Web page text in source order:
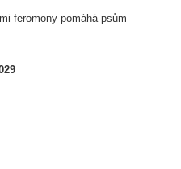
feromony pomáhá psům